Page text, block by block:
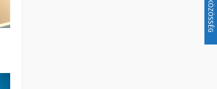
KÖZÖSSÉG